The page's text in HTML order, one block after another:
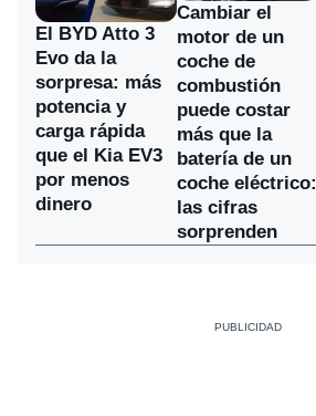
El BYD Atto 3
Evo da la
sorpresa: más
potencia y
carga rápida
que el Kia EV3
por menos
dinero
Cambiar el
motor de un
coche de
combustión
puede costar
más que la
batería de un
coche eléctrico:
las cifras
sorprenden